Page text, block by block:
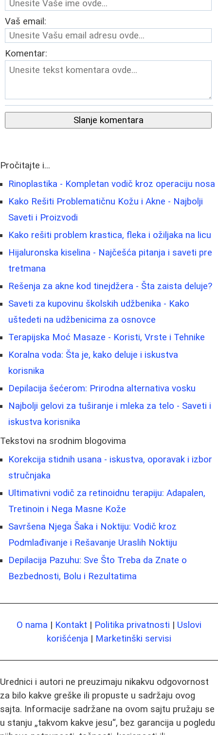
Vaš email:
Komentar:
Slanje komentara
Pročitajte i...
Rinoplastika - Kompletan vodič kroz operaciju nosa
Kako Rešiti Problematičnu Kožu i Akne - Najbolji
Saveti i Proizvodi
Kako rešiti problem krastica, fleka i ožiljaka na licu
Hijaluronska kiselina - Najčešća pitanja i saveti pre
tretmana
Rešenja za akne kod tinejdžera - Šta zaista deluje?
Saveti za kupovinu školskih udžbenika - Kako
uštedeti na udžbenicima za osnovce
Terapijska Moć Masaze - Koristi, Vrste i Tehnike
Koralna voda: Šta je, kako deluje i iskustva
korisnika
Depilacija šećerom: Prirodna alternativa vosku
Najbolji gelovi za tuširanje i mleka za telo - Saveti i
iskustva korisnika
Tekstovi na srodnim blogovima
Korekcija stidnih usana - iskustva, oporavak i izbor
stručnjaka
Ultimativni vodič za retinoidnu terapiju: Adapalen,
Tretinoin i Nega Masne Kože
Savršena Njega Šaka i Noktiju: Vodič kroz
Podmlađivanje i Rešavanje Uraslih Noktiju
Depilacija Pazuhu: Sve Što Treba da Znate o
Bezbednosti, Bolu i Rezultatima
O nama | Kontakt | Politika privatnosti | Uslovi
korišćenja | Marketinški servisi
Urednici i autori ne preuzimaju nikakvu odgovornost
za bilo kakve greške ili propuste u sadržaju ovog
sajta. Informacije sadržane na ovom sajtu pružaju se
u stanju „takvom kakve jesu“, bez garancija u pogledu